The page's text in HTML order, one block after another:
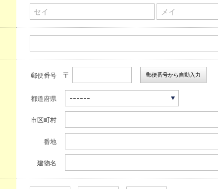
郵便番号 〒 郵便番号から自動入力
都道府県
市区町村
番地
建物名